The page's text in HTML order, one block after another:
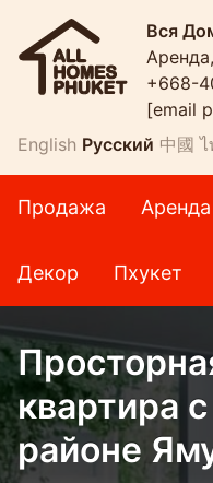
Вся
+668-
[email
English Русский 中國
Продажа Аренда
Декор Пхукет
квартира
районе